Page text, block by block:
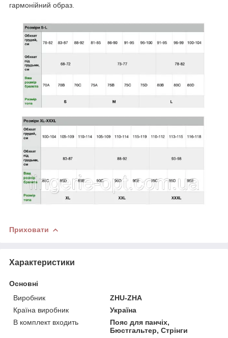
гармонійний образ.
Приховати
Характеристики
Основні
Виробник
ZHU-ZHA
Країна виробник
Україна
В комплект входить
Пояс для панчіх,
Бюстгальтер, Стрінги